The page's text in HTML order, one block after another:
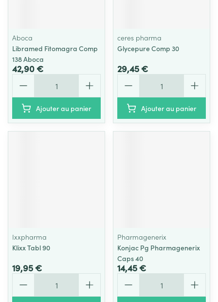
Aboca
Libramed Fitomagra Comp
138 Aboca
42,90 €
Ajouter au panier
ceres pharma
Glycepure Comp 30
29,45 €
Ajouter au panier
Ixxpharma
Klixx Tabl 90
19,95 €
Pharmagenerix
Konjac Pg Pharmagenerix
Caps 40
14,45 €